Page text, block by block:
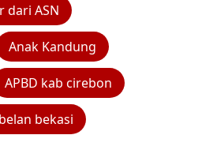
dari ASN
Anak Kandung
APBD kab cirebon
bekasi